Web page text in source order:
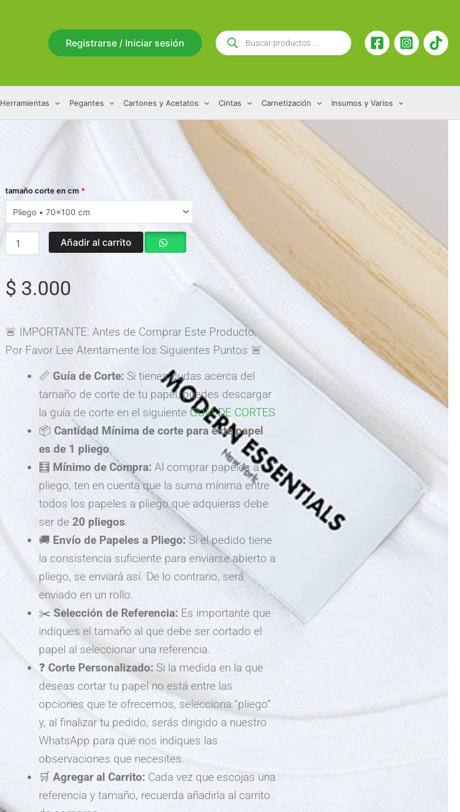
Registrarse / Iniciar sesión
Búsqueda
de
productos
Herramientas Pegantes Cartones y Acetatos Cintas Carnetización Insumos y Varios
tamaño corte en cm *
Cartulina
Prisma
Pistacchio
160
pliego
Añadir al carrito
$ 3.000
🚨 IMPORTANTE: Antes de Comprar Este Producto,
Por Favor Lee Atentamente los Siguientes Puntos 🚨
📏 Guía de Corte: Si tienes dudas acerca del
tamaño de corte de tu papel, puedes descargar
la guía de corte en el siguienteGUIA DE CORTES
📦 Cantidad Mínima de corte para este papel
es de 1 pliego.
🧮 Mínimo de Compra: Al comprar papeles a
pliego, ten en cuenta que la suma mínima entre
todos los papeles a pliego que adquieras debe
ser de 20 pliegos.
🚚 Envío de Papeles a Pliego: Si el pedido tiene
la consistencia suficiente para enviarse abierto a
pliego, se enviará así. De lo contrario, será
enviado en un rollo.
✂️ Selección de Referencia: Es importante que
indiques el tamaño al que debe ser cortado el
papel al seleccionar una referencia.
❓ Corte Personalizado: Si la medida en la que
deseas cortar tu papel no está entre las
opciones que te ofrecemos, selecciona “pliego”
y, al finalizar tu pedido, serás dirigido a nuestro
WhatsApp para que nos indiques las
observaciones que necesites.
🛒 Agregar al Carrito: Cada vez que escojas una
referencia y tamaño, recuerda añadirla al carrito